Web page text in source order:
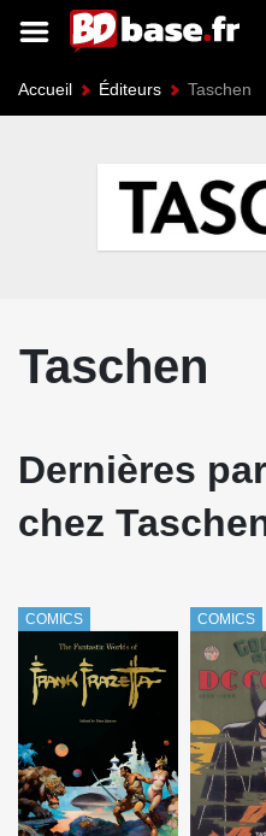
Accueil Éditeurs Taschen
Taschen
Dernières
chez
COMICS COMICS